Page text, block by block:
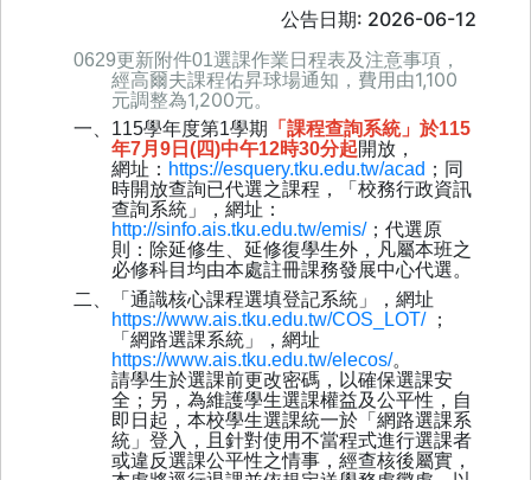
公告日期: 2026-06-12
0629更新附件01選課作業日程表及注意事項，
經高爾夫課程佑昇球場通知，費用由1,100
元調整為1,200元。
一、 115學年度第1學期 「課程查詢系統」於115
年7月 9 日 (四)中午12時30分起開放，
網址： https://esquery.tku.edu.tw/acad ；同
時開放查詢已代選之課程，「校務行政資訊
查詢系統」，網址：
http://sinfo.ais.tku.edu.tw/emis/；代選原
則：除延修生、延修復學生外，凡屬本班之
必修科目均由本處註冊課務發展中心代選。
二、「通識核心課程選填登記系統」，網址
https://www.ais.tku.edu.tw/COS_LOT/
；
「網路選課系統」，網址
https://www.ais.tku.edu.tw/elecos/。
請學生於選課前更改密碼，以確保選課安
全；另，為維護學生選課權益及公平性，自
即日起，本校學生選課統一於「網路選課系
統」登入，且針對使用不當程式進行選課者
或違反選課公平性之情事，經查核後屬實，